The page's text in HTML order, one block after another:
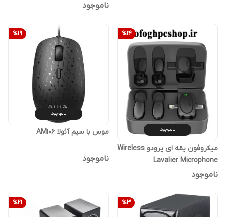
ناموجود
%14
ناموجود
میکروفون یقه ای پرودو Wireless
Lavalier Microphone
Lightning/Type-c PD-
ناموجود
%19
ناموجود
موس با سیم آئولا AM106
ناموجود
%3
%21